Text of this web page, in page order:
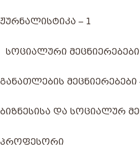
ᲟᲣᲠᲜᲐᲚᲘᲡᲢᲘᲙᲐ – 1
ᲡᲝᲪᲘᲐᲚᲣᲠᲘ ᲛᲔᲪᲜᲘᲔᲠᲔᲑᲔᲑᲘ
ᲒᲐᲜᲐᲗᲚᲔᲑᲘᲡ ᲛᲔᲪᲜᲘᲔᲠᲔᲑᲔᲑᲘ
ᲑᲘᲖᲜᲔᲡᲘᲡᲐ ᲓᲐ ᲡᲝᲪᲘᲐᲚᲣᲠ
ᲞᲠᲝᲤᲔᲡᲝᲠᲘ